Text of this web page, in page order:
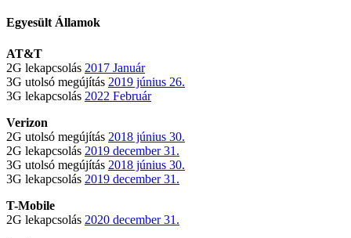
Egyesült Államok
AT&T
2G lekapcsolás 2017 Január
3G utolsó megújítás 2019 június 26.
3G lekapcsolás 2022 Február
Verizon
2G utolsó megújítás 2018 június 30.
2G lekapcsolás 2019 december 31.
3G utolsó megújítás 2018 június 30.
3G lekapcsolás 2019 december 31.
T-Mobile
2G lekapcsolás 2020 december 31.